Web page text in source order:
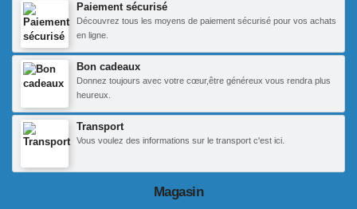
Paiement sécurisé
Découvrez tous les moyens de paiement sécurisé pour vos achats
en ligne.
Bon cadeaux
Donnez toujours avec votre cœur,être généreux vous rendra plus
heureux.
Transport
Vous voulez des informations sur le transport c'est ici.
Magasin